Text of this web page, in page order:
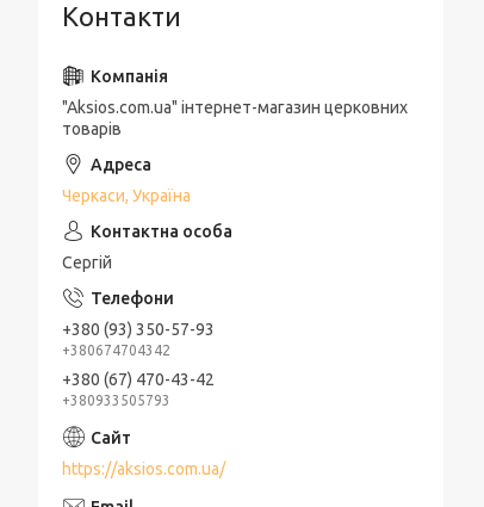
Контакти
"Aksios.com.ua" інтернет-магазин церковних
товарів
Черкаси, Україна
Сергій
+380 (93) 350-57-93
+380674704342
+380 (67) 470-43-42
+380933505793
https://aksios.com.ua/